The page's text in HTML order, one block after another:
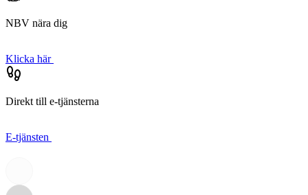
NBV nära dig
Klicka här
Direkt till e-tjänsterna
E-tjänsten